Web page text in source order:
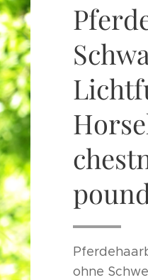
ohne